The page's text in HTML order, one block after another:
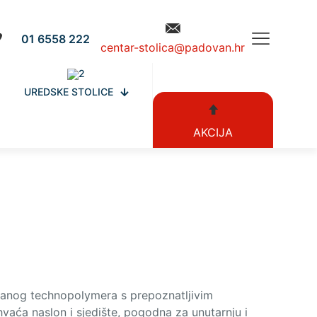
01 6558 222
centar-stolica@padovan.hr
UREDSKE STOLICE
AKCIJA
technopolymera s prepoznatljivim
naslon i sjedište, pogodna za unutarnju i